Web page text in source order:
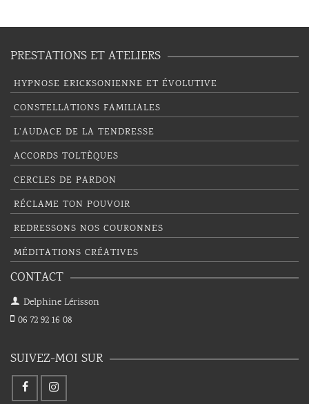
PRESTATIONS ET ATELIERS
HYPNOSE ERICKSONIENNE ET ÉVOLUTIVE
CONSTELLATIONS FAMILIALES
L’AUDACE DE LA TENDRESSE
ACCORDS TOLTÈQUES
CERCLES DE PARDON
RÉCLAME TON POUVOIR
REDRESSONS NOS COURONNES
MÉDITATIONS CRÉATIVES
CONTACT
Delphine Lérisson
06 72 92 16 08
SUIVEZ-MOI SUR